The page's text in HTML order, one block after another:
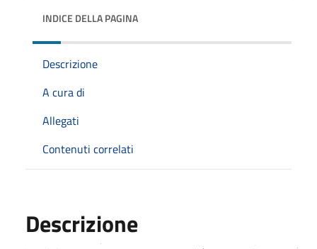
INDICE DELLA PAGINA
Descrizione
A cura di
Allegati
Contenuti correlati
Descrizione